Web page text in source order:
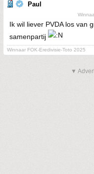
Paul
Ik wil liever PVDA los van
samenpartij
Winnaar FOK-Eredivisie-Toto 2025
▼